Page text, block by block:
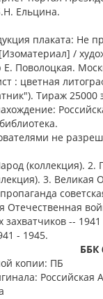
Ельцина.
плаката: Не
/
Е. Поволоцкая.
: цветная
Тираж 25000
не
(коллекция). 2.
3. Великая
Отечественная
--
- 1945.
ББК
копии: ПБ
Российская